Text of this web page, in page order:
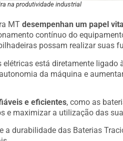
na produtividade industrial
MT desempenhan um papel vital
contínuo do
possam realizar suas
está diretamente ligado
da máquina e
e eficientes, como as
e maximizar a utilização das
a durabilidade das Baterias